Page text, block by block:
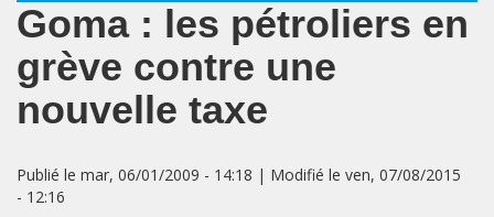
Goma : les pétroliers en
grève contre une
nouvelle taxe
Publié le mar, 06/01/2009 - 14:18 | Modifié le ven, 07/08/2015
- 12:16